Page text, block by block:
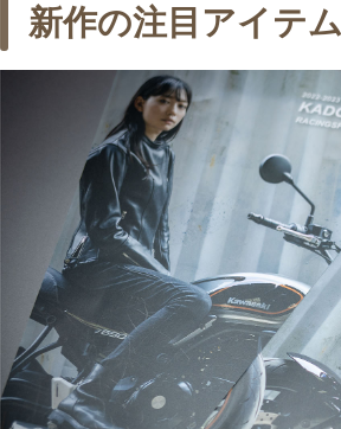
新作の注目アイテ